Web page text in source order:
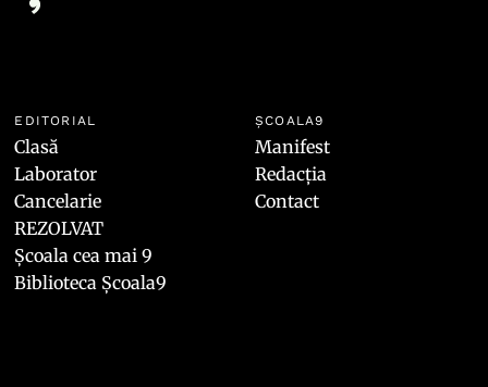
EDITORIAL
Clasă
Laborator
Cancelarie
REZOLVAT
Școala cea mai 9
Biblioteca Școala9
ȘCOALA9
Manifest
Redacția
Contact